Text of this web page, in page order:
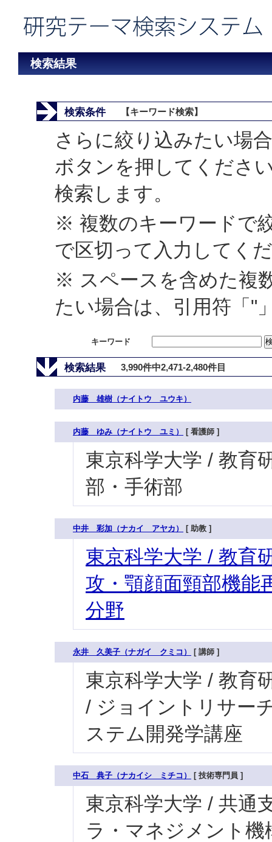
検索結果
検索条件 【キーワード検索】
さらに絞り込みたい場
ボタンを押してくださ
検索します。
※ 複数のキーワードで
で区切って入力してく
※ スペースを含めた複
たい場合は、引用符「"
キーワード
検索結果 3,990件中2,471-2,480件目
内藤 雄樹（ナイトウ ユウキ）
内藤 ゆみ（ナイトウ ユミ） [ 看護師 ]
東京科学大学 / 教育
部・手術部
中井 彩加（ナカイ アヤカ） [ 助教 ]
東京科学大学 / 教育
攻・顎顔面頸部機能
分野
永井 久美子（ナガイ クミコ） [ 講師 ]
東京科学大学 / 教育
/ ジョイントリサー
ステム開発学講座
中石 典子（ナカイシ ミチコ） [ 技術専門員 ]
東京科学大学 / 共通
ラ・マネジメント